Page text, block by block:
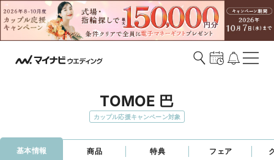
TOMOE 巴
カップル応援キャンペーン対象
基本情報 商品 特典 フェア